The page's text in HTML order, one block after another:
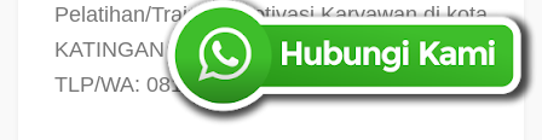
Pelatihan/Training Motivasi Karyawan di kota
KATINGAN
NO.1 silahkan hubungi di
TLP/WA: 0819-4654-8000